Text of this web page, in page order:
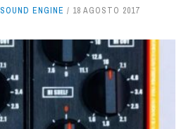
SOUND ENGINE 18 AGOSTO 2017